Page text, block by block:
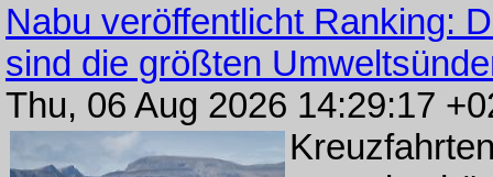
Nabu veröffentlicht Ranking:
sind die größten
Thu, 06 Aug 2026 14:29:17